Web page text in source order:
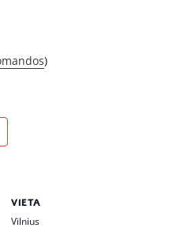
)
VIETA
Vilnius